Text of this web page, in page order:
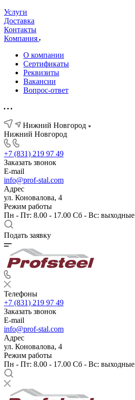
Услуги
Доставка
Контакты
Компания
О компании
Сертификаты
Реквизиты
Вакансии
Вопрос-ответ
Нижний Новгород
Нижний Новгород
+7 (831) 219 97 49
Заказать звонок
E-mail
info@prof-stal.com
Адрес
ул. Коновалова, 4
Режим работы
Пн - Пт: 8.00 - 17.00 Сб - Вс: выходные
Подать заявку
Телефоны
+7 (831) 219 97 49
Заказать звонок
E-mail
info@prof-stal.com
Адрес
ул. Коновалова, 4
Режим работы
Пн - Пт: 8.00 - 17.00 Сб - Вс: выходные